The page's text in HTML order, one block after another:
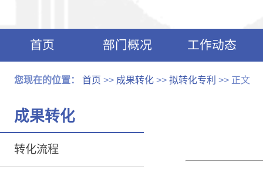
首页 部门概况 工作动态
科技成果转化
附件下载
科技园附件下
您现在的位置： 首页 >> 成果转化 >> 拟转化专利 >> 正文
成果转化
转化流程